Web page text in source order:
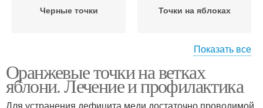
Черные точки Точки на яблоках
Яблоки на ветках
Показать все
Оранжевые точки на ветках
яблони. Лечение и профилактика